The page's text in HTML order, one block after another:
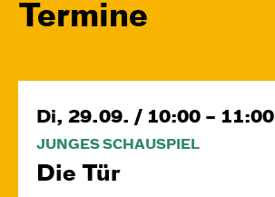
Termine
Di, 29.09. / 10:00 – 11:00
JUNGES SCHAUSPIEL
Die Tür